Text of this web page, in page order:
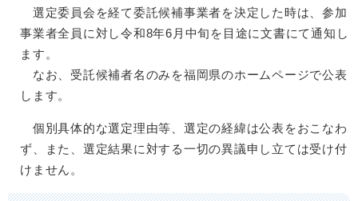
選定委員会を経て委託候補事業者を決定した時は、参加
事業者全員に対し令和8年6月中旬を目途に文書にて通知し
ます。
なお、受託候補者名のみを福岡県のホームページで公表
します。
個別具体的な選定理由等、選定の経緯は公表をおこなわ
ず、また、選定結果に対する一切の異議申し立ては受け付
けません。​